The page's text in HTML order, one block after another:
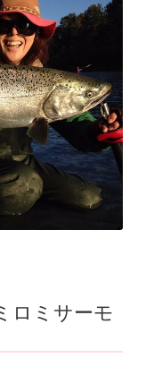
ロミサーモ